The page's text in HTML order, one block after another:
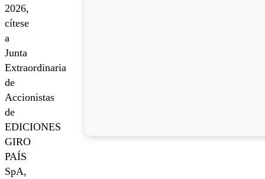
2026,
cítese
a
Junta
Extraordinaria
de
Accionistas
de
EDICIONES
GIRO
PAÍS
SpA,